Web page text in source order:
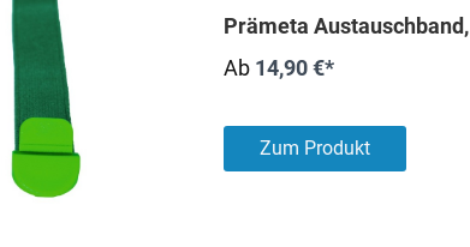
Prämeta
Ab 14,90 €*
Zum Produkt